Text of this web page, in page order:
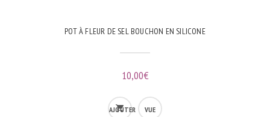
POT À FLEUR DE SEL BOUCHON EN SILICONE
10,00€
AJOUTER VUE